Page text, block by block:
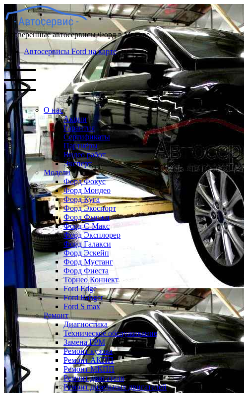
Проверенные автосервисы Форд в Москве
Автосервисы Ford на карте
О нас
Акции
Гарантия
Сертификаты
Партнёры
Видео работ
Эксперт
Модели
Форд Фокус
Форд Мондео
Форд Куга
Форд Экоспорт
Форд Фьюжн
Форд С-Макс
Форд Эксплорер
Форд Галакси
Форд Эскейп
Форд Мустанг
Форд Фиеста
Торнео Коннект
Ford Edge
Ford Ranger
Ford S max
Ремонт
Диагностика
Техническое обслуживание
Замена ГРМ
Ремонт кузова
Ремонт АКПП
Ремонт МКПП
Ремонт двигателя
Ремонт дизельных двигателей